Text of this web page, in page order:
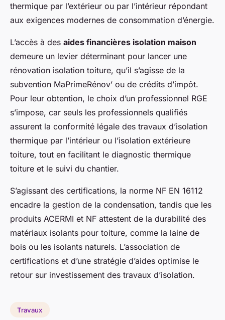
thermique par l’extérieur ou par l’intérieur répondant
aux exigences modernes de consommation d’énergie.
L’accès à des aides financières isolation maison
demeure un levier déterminant pour lancer une
rénovation isolation toiture, qu’il s’agisse de la
subvention MaPrimeRénov’ ou de crédits d’impôt.
Pour leur obtention, le choix d’un professionnel RGE
s’impose, car seuls les professionnels qualifiés
assurent la conformité légale des travaux d’isolation
thermique par l’intérieur ou l’isolation extérieure
toiture, tout en facilitant le diagnostic thermique
toiture et le suivi du chantier.
S’agissant des certifications, la norme NF EN 16112
encadre la gestion de la condensation, tandis que les
produits ACERMI et NF attestent de la durabilité des
matériaux isolants pour toiture, comme la laine de
bois ou les isolants naturels. L’association de
certifications et d’une stratégie d’aides optimise le
retour sur investissement des travaux d’isolation.
Travaux